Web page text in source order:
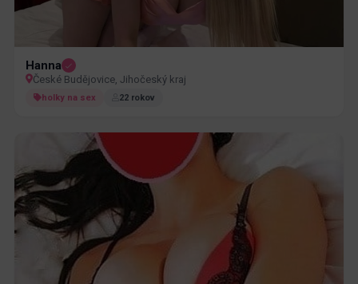
Hanna
České Budějovice, Jihočeský kraj
holky na sex 22 rokov